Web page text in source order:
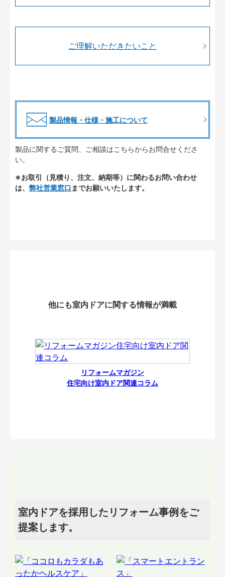
ご理解いただきたいこと
製品情報・仕様・施工について
製品に関するご質問、ご相談はこちらからお問合せくださ
い。
※お取引（見積り、注文、納期等）に関わるお問い合わせ
は、 弊社営業窓口 までお願いいたします。
他にも室内ドアに関する情報が満載
リフォームマガジン
住宅向け室内ドア関連コラム
室内ドアを採用したリフォーム事例をご
提案します。